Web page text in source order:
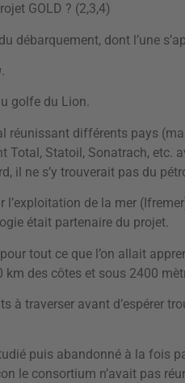
GOLD ? (2,3,4)
débarquement, dont l’une
.
golfe du Lion.
réunissant différents pays
Total, Statoil, Sonatrach, etc.
il ne s’y trouverait pas du
l’exploitation de la mer
était partenaire du projet.
tout ce que l’on allait
des côtes et sous 2400
à traverser avant d’espérer
puis abandonné à la fois
le consortium n’avait pas